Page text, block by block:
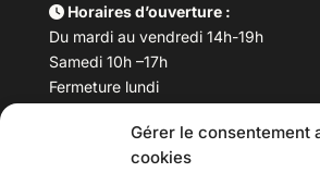
Gérer le consentement
cookies
Horaires d’ouverture :
Du mardi au vendredi 14h-19h
Samedi 10h –17h
Fermeture lundi
Téléphone : 04 78 53 06 40